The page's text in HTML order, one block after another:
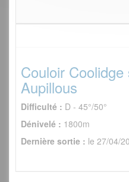
Couloir
Aupillous
Difficulté : D - 45°/50°
Dénivelé : 1800m
Dernière sortie : le 27/04/